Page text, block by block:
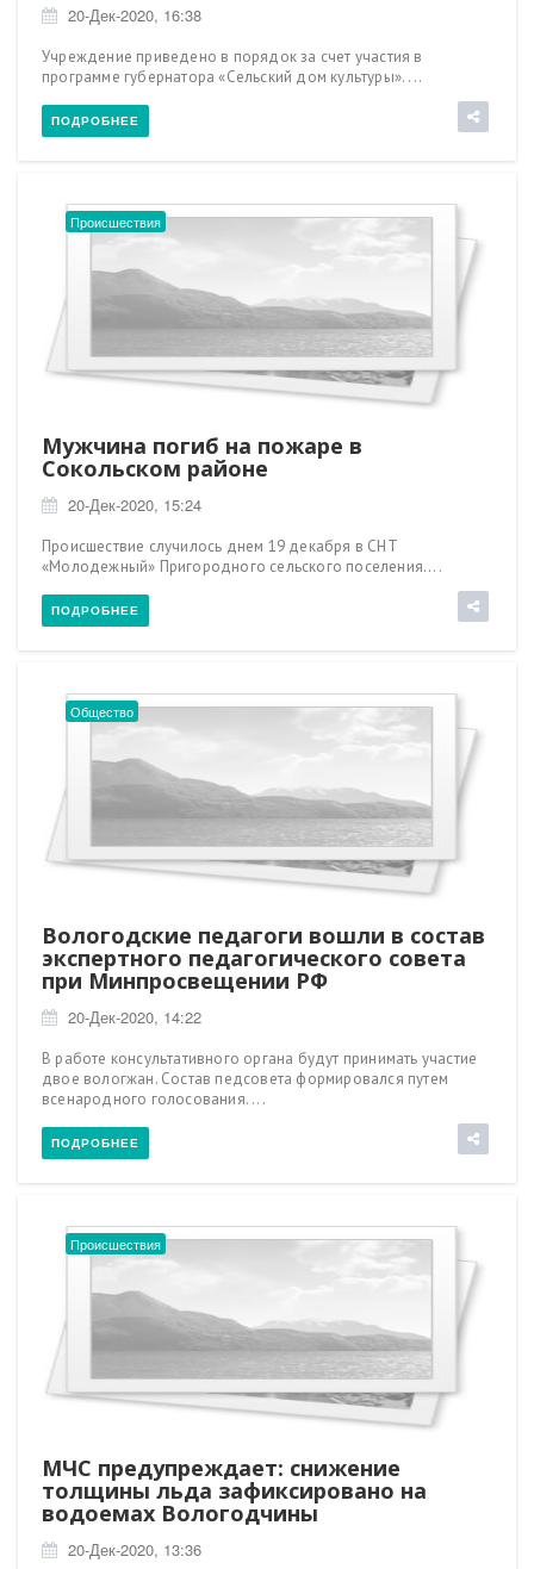
20-Дек-2020, 16:38
Учреждение приведено в порядок за счет участия в
программе губернатора «Сельский дом культуры». ...
ПОДРОБНЕЕ
Происшествия
Мужчина погиб на пожаре в
Сокольском районе
20-Дек-2020, 15:24
Происшествие случилось днем 19 декабря в СНТ
«Молодежный» Пригородного сельского поселения....
ПОДРОБНЕЕ
Общество
Вологодские педагоги вошли в состав
экспертного педагогического совета
при Минпросвещении РФ
20-Дек-2020, 14:22
В работе консультативного органа будут принимать участие
двое вологжан. Состав педсовета формировался путем
всенародного голосования. ...
ПОДРОБНЕЕ
Происшествия
МЧС предупреждает: снижение
толщины льда зафиксировано на
водоемах Вологодчины
20-Дек-2020, 13:36